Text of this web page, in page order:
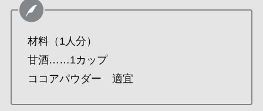
材料（1人分）
甘酒……1カップ
ココアパウダー 適宜